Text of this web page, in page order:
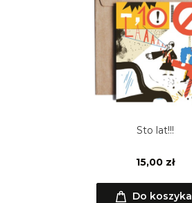
Sto lat!!!
15,00 zł
Do koszyka